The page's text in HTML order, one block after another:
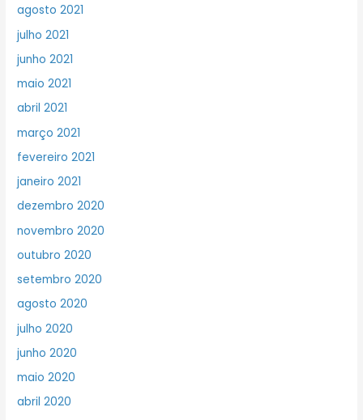
agosto 2021
julho 2021
junho 2021
maio 2021
abril 2021
março 2021
fevereiro 2021
janeiro 2021
dezembro 2020
novembro 2020
outubro 2020
setembro 2020
agosto 2020
julho 2020
junho 2020
maio 2020
abril 2020